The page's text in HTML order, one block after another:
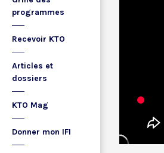
programmes
Recevoir KTO
Articles et
dossiers
KTO Mag
Donner mon IFI